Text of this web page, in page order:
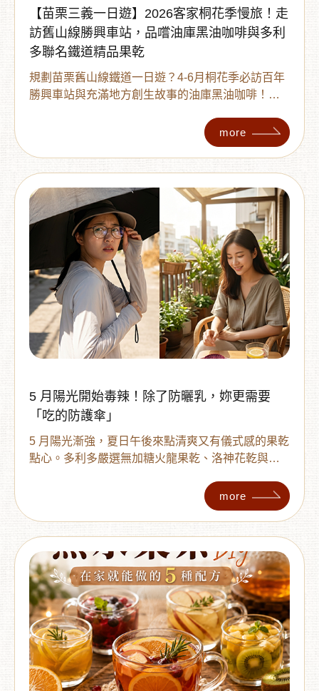
【苗栗三義一日遊】2026客家桐花季慢旅！走
訪舊山線勝興車站，品嚐油庫黑油咖啡與多利
多聯名鐵道精品果乾
規劃苗栗舊山線鐵道一日遊？4-6月桐花季必訪百年
勝興車站與充滿地方創生故事的油庫黑油咖啡！帶
鮮果乾的旅遊點心，體驗充滿人文與自然的知性之
more
5 月陽光開始毒辣！除了防曬乳，妳更需要
「吃的防護傘」
5 月陽光漸強，夏日午後來點清爽又有儀式感的果乾
點心。多利多嚴選無加糖火龍果乾、洛神花乾與櫻
素 C 等天然植化素與營養成分，打造繽紛酸甜的夏
日美妍提案。本文分享 2 款晶亮系下午茶配方，讓
的夏日零食時光。
more